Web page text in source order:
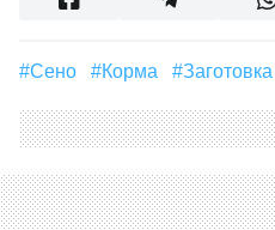
#сено #корма #заготовка